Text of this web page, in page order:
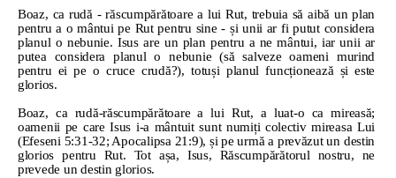
Boaz, ca rudă - răscumpărătoare a lui Rut, trebuia să aibă un plan
pentru a o mântui pe Rut pentru sine - și unii ar fi putut considera
planul o nebunie. Isus are un plan pentru a ne mântui, iar unii ar
putea considera planul o nebunie (să salveze oameni murind
pentru ei pe o cruce crudă?), totuși planul funcționează și este
glorios.
Boaz, ca rudă-răscumpărătoare a lui Rut, a luat-o ca mireasă;
oamenii pe care Isus i-a mântuit sunt numiți colectiv mireasa Lui
(Efeseni 5:31-32; Apocalipsa 21:9), și pe urmă a prevăzut un destin
glorios pentru Rut. Tot așa, Isus, Răscumpărătorul nostru, ne
prevede un destin glorios.